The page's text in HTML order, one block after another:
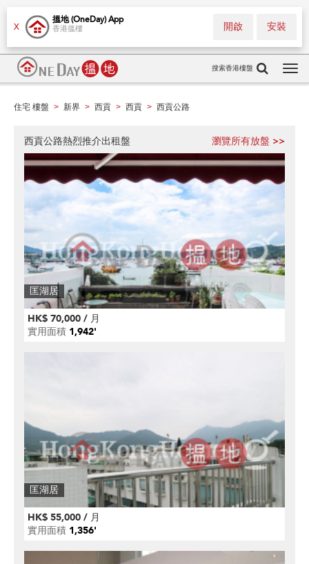
X
搵地 (OneDay) App
香港搵樓 安裝
開啟
搜索香港樓盤
住宅 樓盤 > 新界 > 西貢 > 西貢 > 西貢公路
西貢公路熱烈推介出租盤 瀏覽所有放盤 >>
匡湖居
HK$ 70,000 / 月
實用面積 1,942'
匡湖居
HK$ 55,000 / 月
實用面積 1,356'